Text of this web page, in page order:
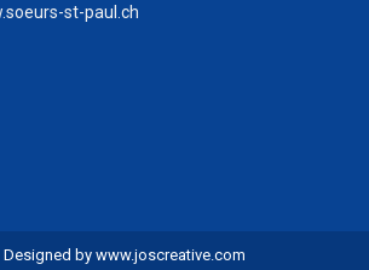
st-paul.ch
Designed by www.joscreative.com